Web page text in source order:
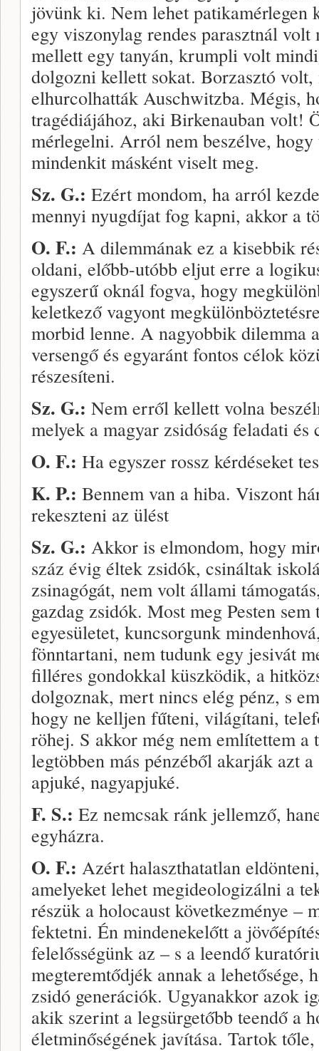
jövünk ki. Nem lehet patikamérlegen
egy viszonylag rendes parasztnál volt
mellett egy tanyán, krumpli volt
dolgozni kellett sokat. Borzasztó
elhurcolhatták Auschwitzba. Mégis,
tragédiájához, aki Birkenauban volt!
mérlegelni. Arról nem beszélve, hogy
mindenkit másként viselt meg.
Sz. G.: Ezért mondom, ha arról
mennyi nyugdíjat fog kapni, akkor a
O. F.: A dilemmának ez a kisebbik
oldani, előbb-utóbb eljut erre a
egyszerű oknál fogva, hogy
keletkező vagyont
morbid lenne. A nagyobbik dilemma
versengő és egyaránt fontos célok
részesíteni.
Sz. G.: Nem erről kellett volna
melyek a magyar zsidóság feladati és
O. F.: Ha egyszer rossz kérdéseket
K. P.: Bennem van a hiba. Viszont
rekeszteni az ülést
Sz. G.: Akkor is elmondom, hogy
száz évig éltek zsidók, csináltak
zsinagógát, nem volt állami
gazdag zsidók. Most meg Pesten
egyesületet, kuncsorgunk
fönntartani, nem tudunk egy jesivát
filléres gondokkal küszködik, a
dolgoznak, mert nincs elég pénz, s
hogy ne kelljen fűteni, világí­tani,
röhej. S akkor még nem említettem a
legtöbben más pénzéből akarják azt
apjuké, nagy­apjuké.
F. S.: Ez nemcsak ránk jellemző,
egyházra.
O. F.: Azért halaszthatatlan
amelyeket lehet megideologizálni a
részük a holocaust következménye –
fektetni. Én mindenekelőtt a
felelősségünk az – s a leendő
megteremtődjék annak a lehetősé­ge,
zsidó generációk. Ugyanak­kor azok
akik szerint a legsürgetőbb teendő a
életminőségének javí­tása. Tartok